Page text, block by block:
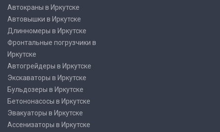
Автокраны в Иркутске
Автовышки в Иркутске
Длинномеры в Иркутске
Фронтальные погрузчики в
Иркутске
Автогрейдеры в Иркутске
Экскаваторы в Иркутске
Бульдозеры в Иркутске
Бетононасосы в Иркутске
Эвакуаторы в Иркутске
Ассенизаторы в Иркутске